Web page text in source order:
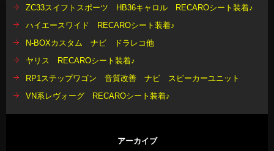
ZC33スイフトスポーツ HB36キャロル RECAROシート装着♪
ハイエースワイド RECAROシート装着♪
N-BOXカスタム ナビ ドラレコ他
ヤリス RECAROシート装着♪
RP1ステップワゴン 音質改善 ナビ スピーカーユニット
VN系レヴォーグ RECAROシート装着♪
アーカイブ